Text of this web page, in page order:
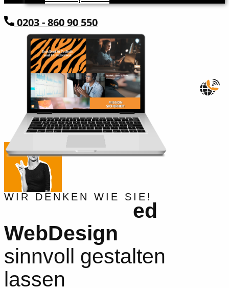
​0203 - 860 90 550
WIR DENKEN WIE SIE!
WebDesign
sinnvoll gestalten
lassen
ed